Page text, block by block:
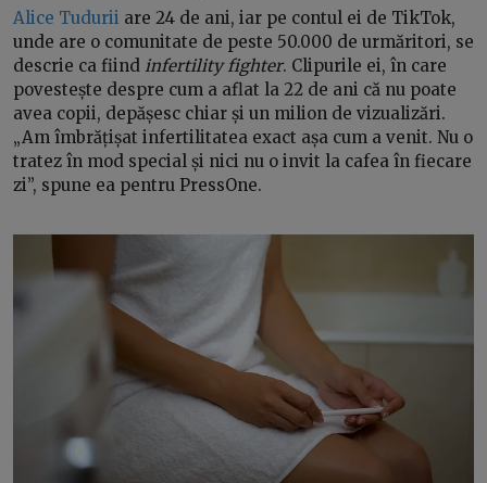
Alice Tudurii are 24 de ani, iar pe contul ei de TikTok,
unde are o comunitate de peste 50.000 de urmăritori, se
descrie ca fiind infertility fighter. Clipurile ei, în care
povestește despre cum a aflat la 22 de ani că nu poate
avea copii, depășesc chiar și un milion de vizualizări.
„Am îmbrățișat infertilitatea exact așa cum a venit. Nu o
tratez în mod special și nici nu o invit la cafea în fiecare
zi”, spune ea pentru PressOne.